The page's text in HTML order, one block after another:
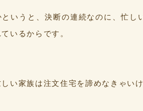
というと、決断の連続なのに、忙
いるからです。
しい家族は注文住宅を諦めなきゃい